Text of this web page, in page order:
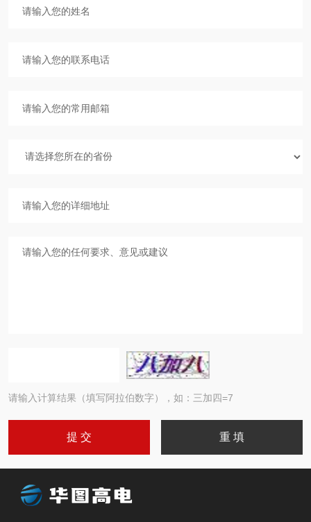
请输入计算结果（填写阿拉伯数字），如：三加四=7